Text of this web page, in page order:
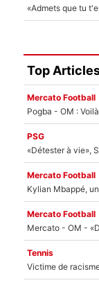
Top
Mercato Football
Pogba - OM :
PSG
Mercato Football
Kylian Mbappé,
Mercato Football
Tennis